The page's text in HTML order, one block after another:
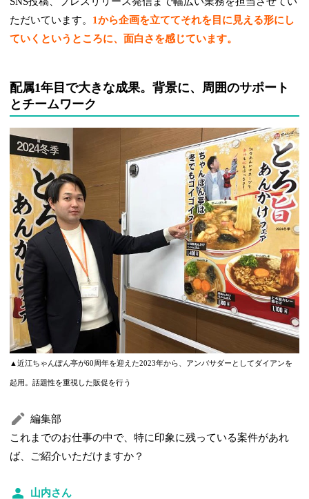
ただいています。 1から企画を立ててそれを目に見える形にし
ていくというところに、面白さを感じています。
配属1年目で大きな成果。背景に、周囲のサポート
とチームワーク
▲近江ちゃんぽん亭が60周年を迎えた2023年から、アンバサダーとしてダイアンを
起用。話題性を重視した販促を行う
編集部
これまでのお仕事の中で、特に印象に残っている案件があれ
ば、ご紹介いただけますか？
山内さん